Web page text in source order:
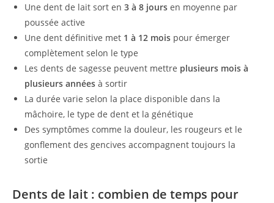
Une dent de lait sort en 3 à 8 jours en moyenne par
poussée active
Une dent définitive met 1 à 12 mois pour émerger
complètement selon le type
Les dents de sagesse peuvent mettre plusieurs mois à
plusieurs années à sortir
La durée varie selon la place disponible dans la
mâchoire, le type de dent et la génétique
Des symptômes comme la douleur, les rougeurs et le
gonflement des gencives accompagnent toujours la
sortie
Dents de lait : combien de temps pour